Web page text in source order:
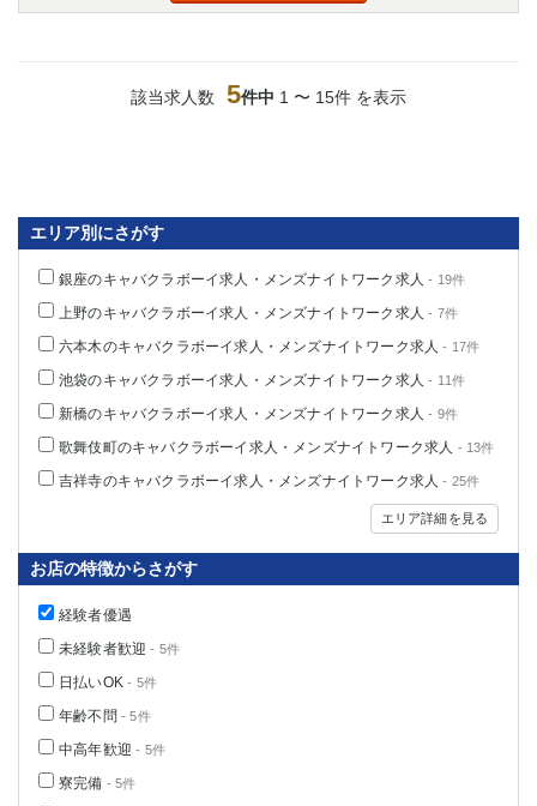
該当求人数 5件中 1 〜 15件 を表示
エリア別にさがす
銀座のキャバクラボーイ求人・メンズナイトワーク求人 - 19件
上野のキャバクラボーイ求人・メンズナイトワーク求人 - 7件
六本木のキャバクラボーイ求人・メンズナイトワーク求人 - 17件
池袋のキャバクラボーイ求人・メンズナイトワーク求人 - 11件
新橋のキャバクラボーイ求人・メンズナイトワーク求人 - 9件
歌舞伎町のキャバクラボーイ求人・メンズナイトワーク求人 - 13件
吉祥寺のキャバクラボーイ求人・メンズナイトワーク求人 - 25件
エリア詳細を見る
お店の特徴からさがす
経験者優遇
未経験者歓迎 - 5件
日払いOK - 5件
年齢不問 - 5件
中高年歓迎 - 5件
寮完備 - 5件